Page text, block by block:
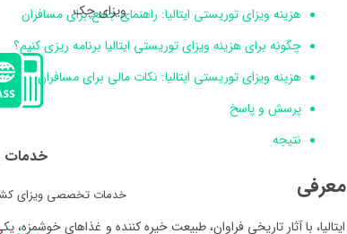
ویزای چک
خدمات
خدمات تخصصی ویزای
هزینه ویزای توریستی ایتالیا: راهنمای جامع برای مسافران
چگونه برای هزینه ویزای توریستی ایتالیا برنامه ریزی کنیم؟
هزینه ویزای توریستی ایتالیا: نکات مالی برای مسافران
پرسش و پاسخ
نتیجه
معرفی
ایتالیا، با آثار تاریخی فراوان، طبیعت خیره کننده و غذاهای